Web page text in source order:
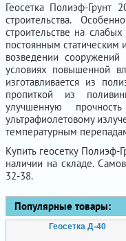
Геосетка Полиэф-Грунт
строительства.
строительстве на
постоянным статическим
возведении
условиях повышенной
изготавливается из
пропиткой из
улучшенную
ультрафиолетовому
температурным
Купить геосетку Полиэф-
наличии на складе.
32-38.
Популярные товары:
Геосетка Д-40